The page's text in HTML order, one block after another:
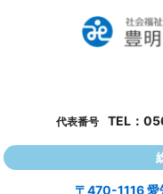
代表番号 TEL：
〒470-1116